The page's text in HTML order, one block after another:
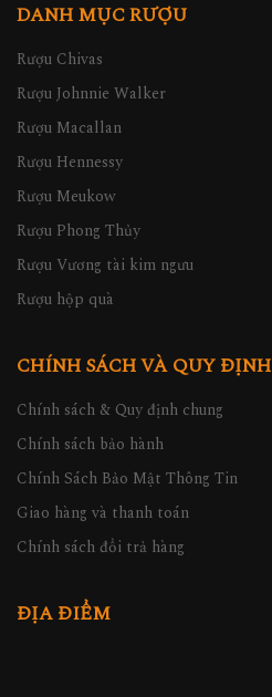
DANH MỤC RƯỢU
Rượu Chivas
Rượu Johnnie Walker
Rượu Macallan
Rượu Hennessy
Rượu Meukow
Rượu Phong Thủy
Rượu Vương tài kim ngưu
Rượu hộp quà
CHÍNH SÁCH VÀ QUY ĐỊNH
Chính sách & Quy định chung
Chính sách bảo hành
Chính Sách Bảo Mật Thông Tin
Giao hàng và thanh toán
Chính sách đổi trả hàng
ĐỊA ĐIỂM